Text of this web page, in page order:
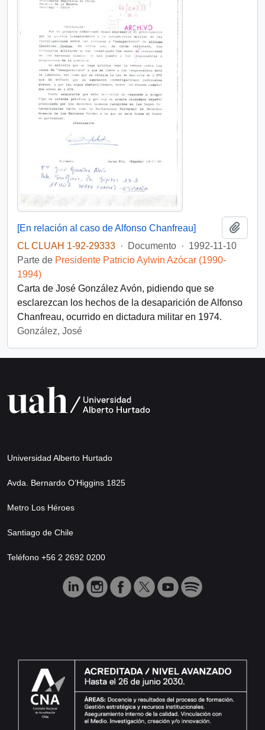
[En relación al caso de Alfonso Chanfreau]
CL CLUAH 1-92-29333 · Documento · 1992-11-10
Parte de Presidente Patricio Aylwin Azócar (1990-
1994)
Carta de José González Avón, pidiendo que se
esclarezcan los hechos de la desaparición de Alfonso
Chanfreau, ocurrido en dictadura militar en 1974.
González, José
Universidad Alberto Hurtado
Avda. Bernardo O’Higgins 1825
Metro Los Héroes
Santiago de Chile
Teléfono +56 2 2692 0200